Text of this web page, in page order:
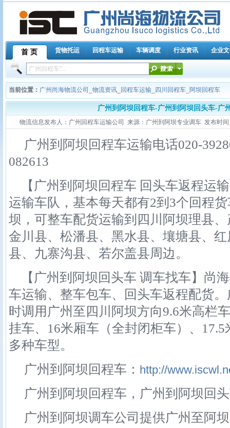
首 页 货物托运 回程车运输 车辆调度 行业资讯 企业
当前位置： 广州尚海物流公司 物流资讯 回程车运输 四川回程车 阿坝回程车
广州到阿坝回程车-广州到阿坝回头车-广
物流信息发布人：广州回程车运输公司 来源：广州到阿坝专业调车 发布时
广州到阿坝回程车运输电话020-
082613
【广州到阿坝回程车 回头车返程运
运输车队，基本每天都有2到3个回程
坝，可整车配货运输到四川阿坝理县
金川县、松潘县、黑水县、壤塘县、
县、九寨沟县、若尔盖县周边。
【广州到阿坝回头车 调车找车】尚
车运输、整车包车、回头车返程配货
时调用广州至四川阿坝方向9.6米高栏
挂车、16米厢车（全封闭柜车）、
多种车型。
广州到阿坝回程车： http://
广州到阿坝回程车，广州到阿坝回
广州到阿坝调车公司提供广州至阿